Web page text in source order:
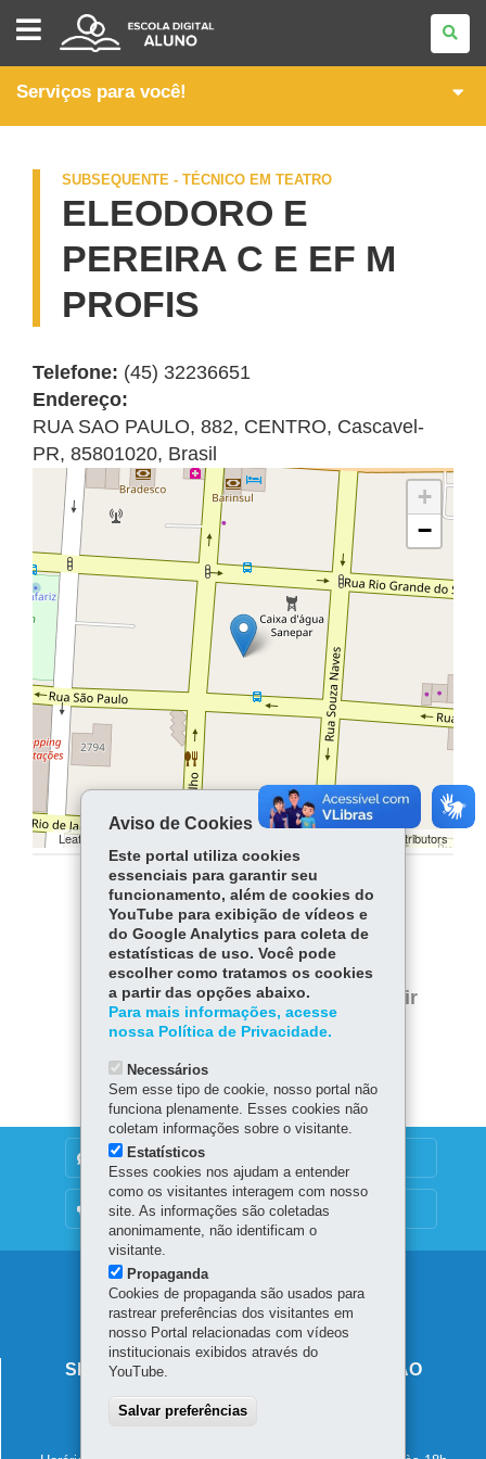
PÓS-
MÉDIO
-
CURSOS
TÉCNICOS
SUBSEQUENTES
Serviços para você!
SUBSEQUENTE - TÉCNICO EM TEATRO
ELEODORO E
PEREIRA C E EF M
PROFIS
Telefone: (45) 32236651
Endereço:
RUA SAO PAULO, 882, CENTRO, Cascavel -
PR, 85801020, Brasil
+
−
Leaflet | © contributors
COMPARTILHE:
Facebook
Twitter
WhatsApp
Voltar Início
Imprimir
Baixar
DENUNCIE CORRUPÇÃO
OUVIDORIA
Navegação
principal
SECRETARIA DE ESTADO DA EDUCAÇÃO
Av. Presidente Kennedy, 2511 - Guaíra
80610-011 -Curitiba
Aviso de Cookies
Este portal utiliza cookies
essenciais para garantir seu
funcionamento, além de cookies do
YouTube para exibição de vídeos e
do Google Analytics para coleta de
estatísticas de uso. Você pode
escolher como tratamos os cookies
a partir das opções abaixo.
Para mais informações, acesse
nossa Política de Privacidade.
Necessários
Sem esse tipo de cookie, nosso portal não
funciona plenamente. Esses cookies não
coletam informações sobre o visitante.
Estatísticos
Esses cookies nos ajudam a entender
como os visitantes interagem com nosso
site. As informações são coletadas
anonimamente, não identificam o
visitante.
Propaganda
Cookies de propaganda são usados para
rastrear preferências dos visitantes em
nosso Portal relacionadas com vídeos
institucionais exibidos através do
YouTube.
Salvar preferências